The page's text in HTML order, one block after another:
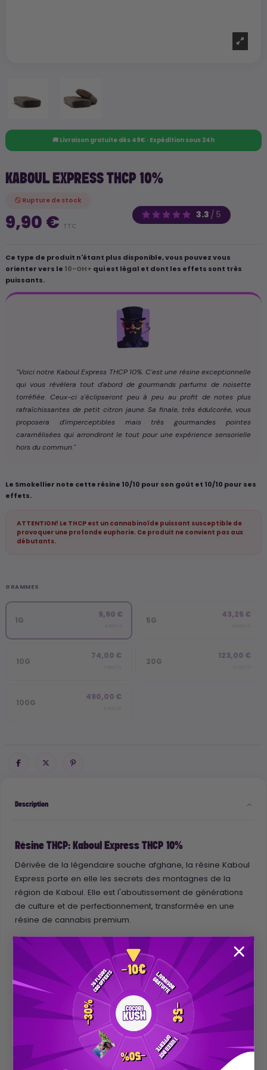
🚚 Livraison gratuite dès 49€ · Expédition sous 24h
KABOUL EXPRESS THCP 10%
3.3 / 5
Rupture de stock
9,90 € TTC
Ce type de produit n'étant plus disponible, vous pouvez vous
orienter vers le 10-OH+ qui est légal et dont les effets sont très
puissants.
"Voici notre Kaboul Express THCP 10%. C'est une résine exceptionnelle
qui vous révèlera tout d'abord de gourmands parfums de noisette
torréfiée. Ceux-ci s'éclipseront peu à peu au profit de notes plus
rafraîchissantes de petit citron jaune. Sa finale, très édulcorée, vous
proposera d'imperceptibles mais très gourmandes pointes
caramélisées qui arrondiront le tout pour une expérience sensorielle
hors du commun."
Le Smokellier note cette résine 10/10 pour son goût et 10/10 pour ses
effets.
ATTENTION! Le THCP est un cannabinoïde puissant susceptible de
provoquer une profonde euphorie. Ce produit ne convient pas aux
débutants.
GRAMMES
1G
9,90 €
5G
43,25 €
10G
74,00 €
20G
123,00 €
100G
490,00 €
Description
Résine THCP: Kaboul Express THCP 10%
Dérivée de la légendaire souche afghane, la résine Kaboul
Express porte en elle les secrets des montagnes de la
région de Kaboul. Elle est l'aboutissement de générations
de culture et de perfectionnement, transformée en une
résine de cannabis premium.
Texture et Qualité de la Résine Kaboul Express
Dès la première manipulation, vous serez séduits par sa
texture grasse, qui devient incroyablement malléable à la
chaleur. Cette résine recèle une surprise : un cœur
mousseux qui témoigne de sa qualité supérieure et de sa
préparation méticuleuse.
Les Puissants Effets de la Résine Kaboul Express
THCP 10%